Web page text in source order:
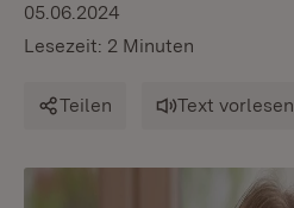
05.06.2024
Lesezeit: 2 Minuten
Teilen Text vorlesen